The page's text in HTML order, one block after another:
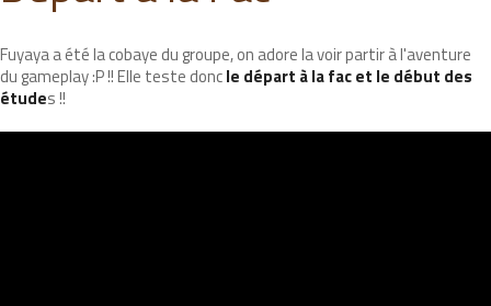
Fuyaya a été la cobaye du groupe, on adore la voir partir à l'aventure
du gameplay :P !! Elle teste doncle départ à la fac et le début des
études !!